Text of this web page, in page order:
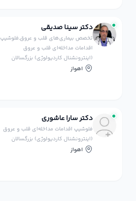
دکتر سینا صدیقی
تخصص بیماری‌های قلب و عروق,فلوشیپ
اقدامات مداخله‌ای قلب و عروق
(اینترونشنال کاردیولوژی) بزرگسالان
اهواز
دکتر سارا عاشوری
فلوشیپ اقدامات مداخله‌ای قلب و عروق
(اینترونشنال کاردیولوژی) بزرگسالان
اهواز